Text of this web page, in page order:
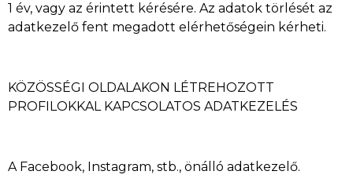
1 év, vagy az érintett kérésére. Az adatok törlését az
adatkezelő fent megadott elérhetőségein kérheti.
KÖZÖSSÉGI OLDALAKON LÉTREHOZOTT
PROFILOKKAL KAPCSOLATOS ADATKEZELÉS
A Facebook, Instagram, stb., önálló adatkezelő.